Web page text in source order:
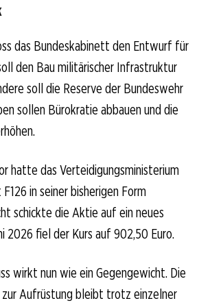
das Bundeskabinett den Entwurf für
den Bau militärischer Infrastruktur
soll die Reserve der Bundeswehr
sollen Bürokratie abbauen und die
hatte das Verteidigungsministerium
in seiner bisherigen Form
schickte die Aktie auf ein neues
2026 fiel der Kurs auf 902,50 Euro.
wirkt nun wie ein Gegengewicht. Die
Aufrüstung bleibt trotz einzelner